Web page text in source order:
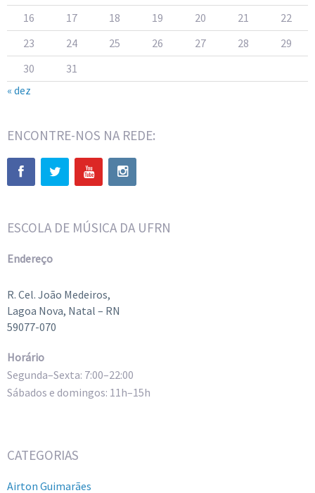
16
17 18 19 20 21
22
23
24 25 26 27 28
29
30
31
« dez
ENCONTRE-NOS NA REDE:
ESCOLA DE MÚSICA DA UFRN
Endereço
R. Cel. João Medeiros,
Lagoa Nova, Natal – RN
59077-070
Horário
Segunda–Sexta: 7:00–22:00
Sábados e domingos: 11h–15h
CATEGORIAS
Airton Guimarães